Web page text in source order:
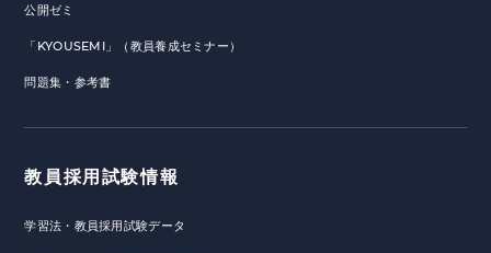
公開ゼミ
「KYOUSEMI」（教員養成セミナー）
問題集・参考書
教員採用試験情報
学習法・教員採用試験データ